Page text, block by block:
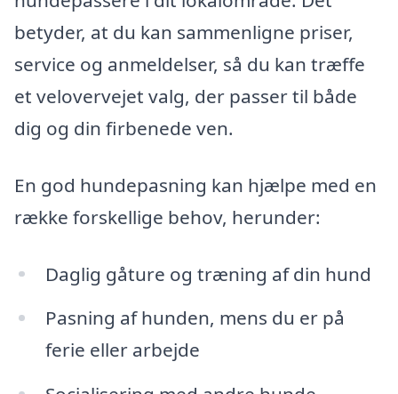
betyder, at du kan sammenligne priser,
service og anmeldelser, så du kan træffe
et velovervejet valg, der passer til både
dig og din firbenede ven.
En god hundepasning kan hjælpe med en
række forskellige behov, herunder:
Daglig gåture og træning af din hund
Pasning af hunden, mens du er på
ferie eller arbejde